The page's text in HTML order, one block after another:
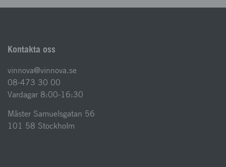
Kontakta oss
vinnova@vinnova.se
08-473 30 00
Vardagar 8:00-16:30
Mäster Samuelsgatan 56
101 58 Stockholm